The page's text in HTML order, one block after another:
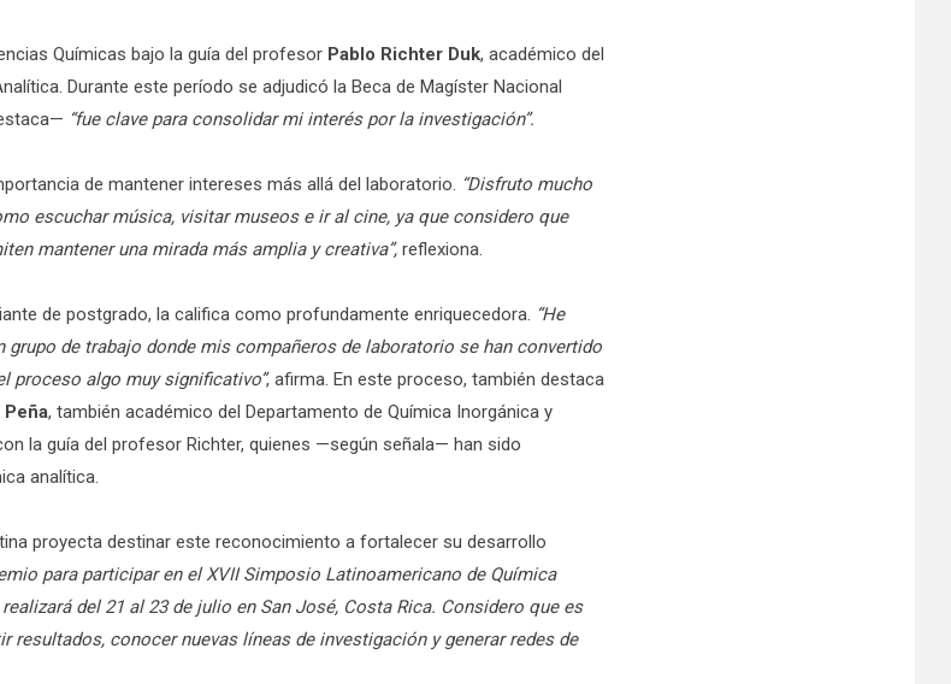
Químicas bajo la guía del profesor Pablo Richter Duk, académico del
Durante este período se adjudicó la Beca de Magíster Nacional
“fue clave para consolidar mi interés por la investigación”.
de mantener intereses más allá del laboratorio. “Disfruto mucho
escuchar música, visitar museos e ir al cine, ya que considero que
mantener una mirada más amplia y creativa”, reflexiona.
de postgrado, la califica como profundamente enriquecedora. “He
grupo de trabajo donde mis compañeros de laboratorio se han convertido
proceso algo muy significativo”, afirma. En este proceso, también destaca
, también académico del Departamento de Química Inorgánica y
la guía del profesor Richter, quienes —según señala— han sido
analítica.
proyecta destinar este reconocimiento a fortalecer su desarrollo
para participar en el XVII Simposio Latinoamericano de Química
del 21 al 23 de julio en San José, Costa Rica. Considero que es
resultados, conocer nuevas líneas de investigación y generar redes de